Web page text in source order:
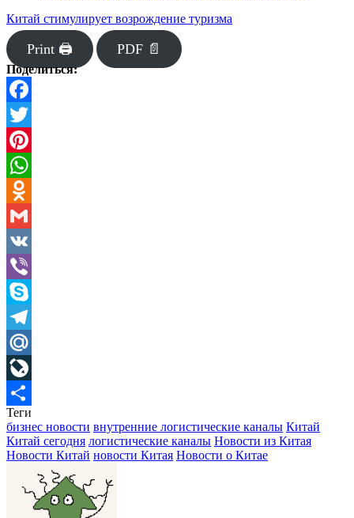
Китай стимулирует возрождение туризма
Print 🖨 PDF 📄
Поделиться:
Facebook
Twitter
Pinterest
WhatsApp
Odnoklassniki
Gmail
VK
Viber
Skype
Telegram
Mail.Ru
LiveJournal
Отправить
Теги
бизнес новости внутренние логистические каналы Китай
Китай сегодня логистические каналы Новости из Китая
Новости Китай новости Китая Новости о Китае